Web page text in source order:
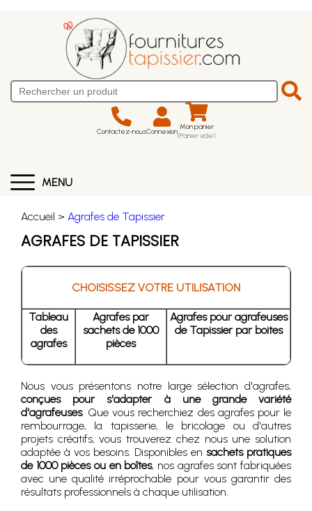
Contactez-nousConnexion Mon panier
(Panier vide)
MENU
Accueil > Agrafes de Tapissier
AGRAFES DE TAPISSIER
CHOISISSEZ VOTRE UTILISATION
Tableau
des
agrafes
Agrafes par
sachets de 1000
pièces
Agrafes pour agrafeuses
de Tapissier par boites
Nous vous présentons notre large sélection d'agrafes,
conçues pour s'adapter à une grande variété
d'agrafeuses. Que vous recherchiez des agrafes pour le
rembourrage, la tapisserie, le bricolage ou d'autres
projets créatifs, vous trouverez chez nous une solution
adaptée à vos besoins. Disponibles en sachets pratiques
de 1000 pièces ou en boîtes, nos agrafes sont fabriquées
avec une qualité irréprochable pour vous garantir des
résultats professionnels à chaque utilisation.